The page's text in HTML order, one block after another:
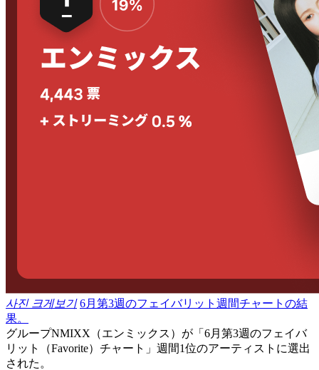
사진 크게보기 6月第3週のフェイバリット週間チャートの結
果。
グループNMIXX（エンミックス）が「6月第3週のフェイバ
リット（Favorite）チャート」週間1位のアーティストに選出
された。